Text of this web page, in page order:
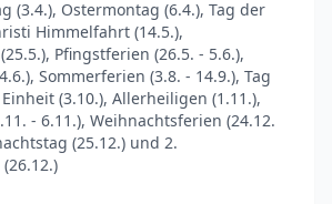
(3.4.), Ostermontag (6.4.), Tag der
Himmelfahrt (14.5.),
Pfingstferien (26.5. - 5.6.),
Sommerferien (3.8. - 14.9.), Tag
(3.10.), Allerheiligen (1.11.),
- 6.11.), Weihnachtsferien (24.12.
(25.12.) und 2.